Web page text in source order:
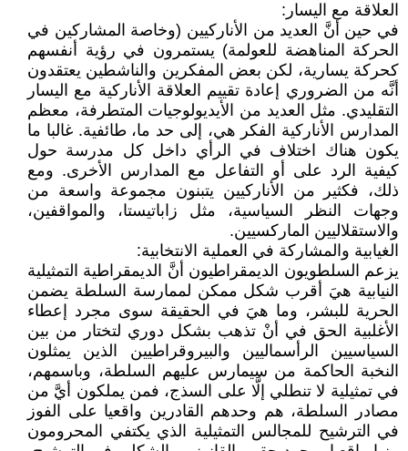
العلاقة مع اليسار:
في حين أنَّ العديد من الأناركيين (وخاصة المشاركين في
الحركة المناهضة للعولمة) يستمرون في رؤية أنفسهم
كحركة يسارية، لكن بعض المفكرين والناشطين يعتقدون
أنَّه من الضروري إعادة تقييم العلاقة الأناركية مع اليسار
التقليدي. مثل العديد من الأيديولوجيات المتطرفة، معظم
المدارس الأناركية الفكر هي، إلى حد ما، طائفية. غالبا ما
يكون هناك اختلاف في الرأي داخل كل مدرسة حول
كيفية الرد على أو التفاعل مع المدارس الأخرى. ومع
ذلك، فكثير من الأناركيين يتبنون مجموعة واسعة من
وجهات النظر السياسية، مثل زاباتيستا، والمواقفين،
والاستقلاليين الماركسيين.
الغيابية والمشاركة في العملية الانتخابية:
يزعم السلطويون الديمقراطيون أنَّ الديمقراطية التمثيلية
النيابية هيَ أقرب شكل ممكن لممارسة السلطة يضمن
الحرية للبشر، وما هيَ في الحقيقة سوى مجرد إعطاء
الأغلبية الحق في أنْ تذهب بشكل دوري لتختار من بين
السياسيين الرأسماليين والبيروقراطيين الذين يمثلون
النخبة الحاكمة من سيمارس عليهم السلطة، وباسمهم،
في تمثيلية لا تنطلي إلَّا على السذج، فمن يملكون أيَّ من
مصادر السلطة، هم وحدهم القادرين واقعيا على الفوز
في الترشيح للمجالس التمثيلية الذي يكتفي المحرومون